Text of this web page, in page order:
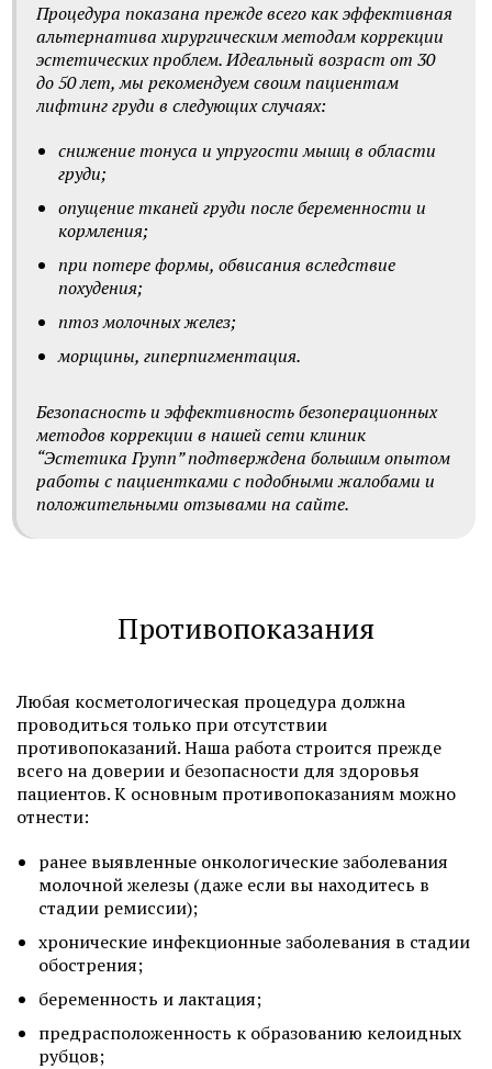
Процедура показана прежде всего как эффективная
альтернатива хирургическим методам коррекции
эстетических проблем. Идеальный возраст от 30
до 50 лет, мы рекомендуем своим пациентам
лифтинг груди в следующих случаях:
снижение тонуса и упругости мышц в области
груди;
опущение тканей груди после беременности и
кормления;
при потере формы, обвисания вследствие
похудения;
птоз молочных желез;
морщины, гиперпигментация.
Безопасность и эффективность безоперационных
методов коррекции в нашей сети клиник
“Эстетика Групп” подтверждена большим опытом
работы с пациентками с подобными жалобами и
положительными отзывами на сайте.
Противопоказания
Любая косметологическая процедура должна
проводиться только при отсутствии
противопоказаний. Наша работа строится прежде
всего на доверии и безопасности для здоровья
пациентов. К основным противопоказаниям можно
отнести:
ранее выявленные онкологические заболевания
молочной железы (даже если вы находитесь в
стадии ремиссии);
хронические инфекционные заболевания в стадии
обострения;
беременность и лактация;
предрасположенность к образованию келоидных
рубцов;